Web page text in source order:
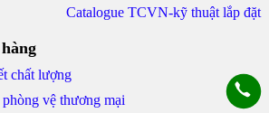
Catalogue TCVN-kỹ thuật lắp đặt
chất lượng
vệ thương mại